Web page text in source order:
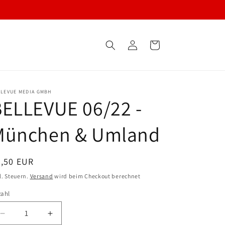
EinloggenWarenkorb
MEDIA GMBH
06/22 -
& Umland
EUR
Steuern. Versand wird beim Checkout berechnet
Verringern
Erhöhen